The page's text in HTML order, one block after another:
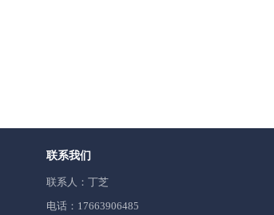
联系我们
联系人：丁芝
电话：17663906485